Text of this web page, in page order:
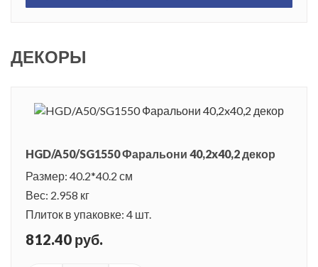
ДЕКОРЫ
HGD/A50/SG1550 Фаральони 40,2x40,2 декор
Размер: 40.2*40.2 см
Вес: 2.958 кг
Плиток в упаковке: 4 шт.
812.40 руб.